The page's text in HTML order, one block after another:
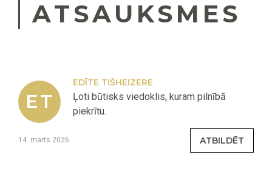
ATSAUKSMES
ET
EDĪTE TIŠHEIZERE
Ļoti būtisks viedoklis, kuram pilnībā
piekrītu.
14. marts 2026 ATBILDĒT